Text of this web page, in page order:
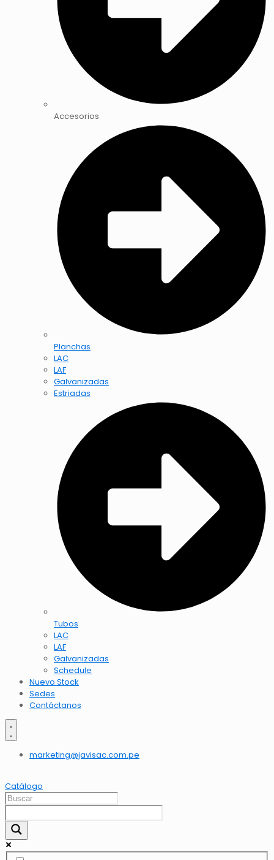
Accesorios
Planchas
LAC
LAF
Galvanizadas
Estriadas
Tubos
LAC
LAF
Galvanizadas
Schedule
Nuevo Stock
Sedes
Contáctanos
marketing@javisac.com.pe
Catálogo